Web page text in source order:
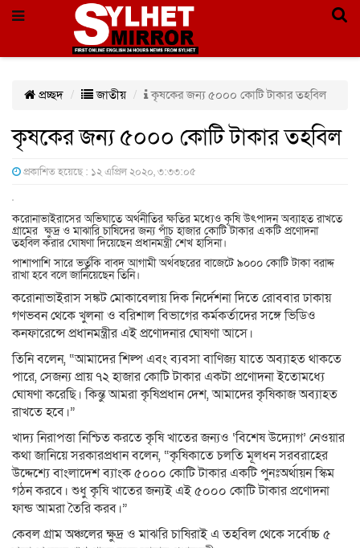
প্রচ্ছদ জাতীয় কৃষকের জন্য ৫০০০ কোটি টাকার তহবিল
কৃষকের জন্য ৫০০০ কোটি টাকার তহবিল
প্রকাশিত হয়েছে : ১২ এপ্রিল ২০২০, ৩:৩৩:০৫
করোনাভাইরাসের অভিঘাতে অর্থনীতির ক্ষতির মধ্যেও কৃষি উৎপাদন অব্যাহত রাখতে
গ্রামের ক্ষুদ্র ও মাঝারি চাষিদের জন্য পাঁচ হাজার কোটি টাকার একটি প্রণোদনা
তহবিল করার ঘোষণা দিয়েছেন প্রধানমন্ত্রী শেখ হাসিনা।
পাশাপাশি সারে ভর্তুকি বাবদ আগামী অর্থবছরের বাজেটে ৯০০০ কোটি টাকা বরাদ্দ
রাখা হবে বলে জানিয়েছেন তিনি।
করোনাভাইরাস সঙ্কট মোকাবেলায় দিক নির্দেশনা দিতে রোববার ঢাকায়
গণভবন থেকে খুলনা ও বরিশাল বিভাগের কর্মকর্তাদের সঙ্গে ভিডিও
কনফারেন্সে প্রধানমন্ত্রীর এই প্রণোদনার ঘোষণা আসে।
তিনি বলেন, “আমাদের শিল্প এবং ব্যবসা বাণিজ্য যাতে অব্যাহত থাকতে
পারে, সেজন্য প্রায় ৭২ হাজার কোটি টাকার একটা প্রণোদনা ইতোমধ্যে
ঘোষণা করেছি। কিন্তু আমরা কৃষিপ্রধান দেশ, আমাদের কৃষিকাজ অব্যাহত
রাখতে হবে।”
খাদ্য নিরাপত্তা নিশ্চিত করতে কৃষি খাতের জন্যও ‘বিশেষ উদ্যোগ’ নেওয়ার
কথা জানিয়ে সরকারপ্রধান বলেন, “কৃষিকাতে চলতি মূলধন সরবরাহের
উদ্দেশ্যে বাংলাদেশ ব্যাংক ৫০০০ কোটি টাকার একটি পুনঃঅর্থায়ন স্কিম
গঠন করবে। শুধু কৃষি খাতের জন্যই এই ৫০০০ কোটি টাকার প্রণোদনা
ফান্ড আমরা তৈরি করব।”
কেবল গ্রাম অঞ্চলের ক্ষুদ্র ও মাঝরি চাষিরাই এ তহবিল থেকে সর্বোচ্চ ৫